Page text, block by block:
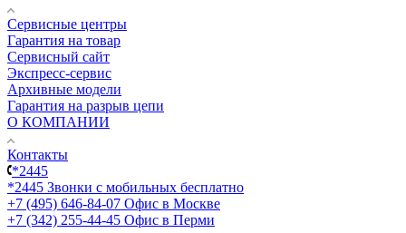
Сервисные центры
Гарантия на товар
Сервисный сайт
Экспресс-сервис
Архивные модели
Гарантия на разрыв цепи
О КОМПАНИИ
Контакты
*2445
*2445 Звонки с мобильных бесплатно
+7 (495) 646-84-07 Офис в Москве
+7 (342) 255-44-45 Офис в Перми